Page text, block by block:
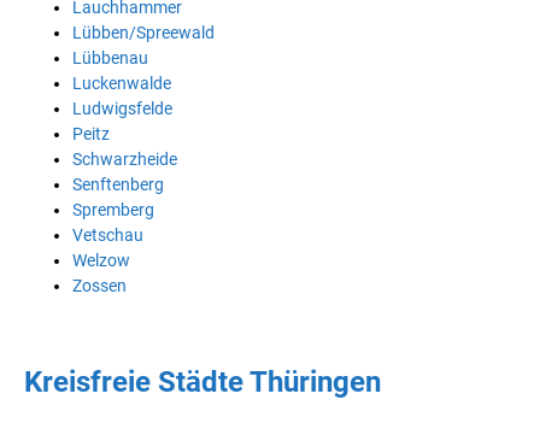
Lauchhammer
Lübben/Spreewald
Lübbenau
Luckenwalde
Ludwigsfelde
Peitz
Schwarzheide
Senftenberg
Spremberg
Vetschau
Welzow
Zossen
Kreisfreie Städte Thüringen